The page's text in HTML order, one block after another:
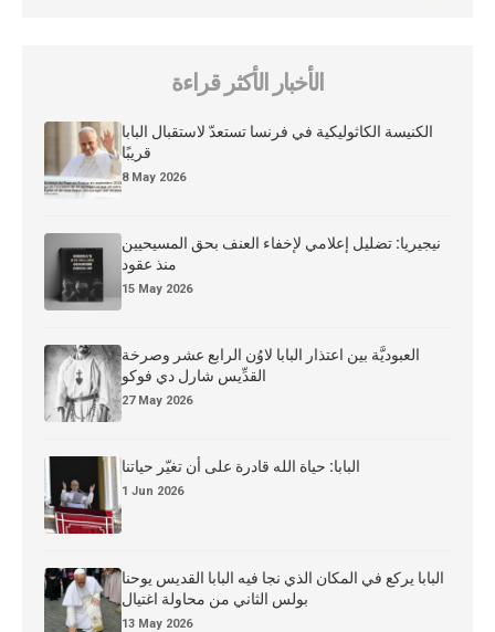
الأخبار الأكثر قراءة
الكنيسة الكاثوليكية في فرنسا تستعدّ لاستقبال البابا
قريبًا
8 May 2026
نيجيريا: تضليل إعلامي لإخفاء العنف بحق المسيحيين
منذ عقود
15 May 2026
العبوديَّة بين اعتذار البابا لاوُن الرابع عشر وصرخة
القدِّيس شارل دي فوكو
27 May 2026
البابا: حياة الله قادرة على أن تغيّر حياتنا
1 Jun 2026
البابا يركع في المكان الذي نجا فيه البابا القديس يوحنا
بولس الثاني من محاولة اغتيال
13 May 2026